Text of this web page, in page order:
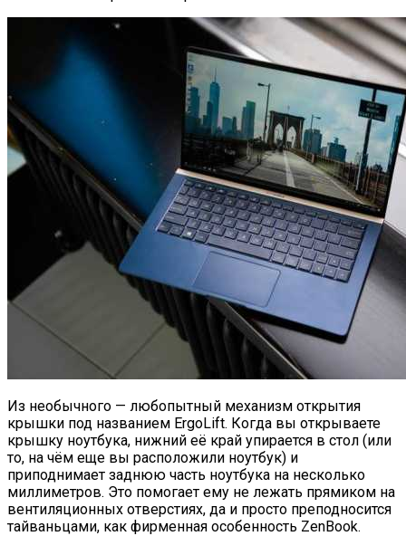
Из необычного — любопытный механизм открытия
крышки под названием ErgoLift. Когда вы открываете
крышку ноутбука, нижний её край упирается в стол (или
то, на чём еще вы расположили ноутбук) и
приподнимает заднюю часть ноутбука на несколько
миллиметров. Это помогает ему не лежать прямиком на
вентиляционных отверстиях, да и просто преподносится
тайваньцами, как фирменная особенность ZenBook.